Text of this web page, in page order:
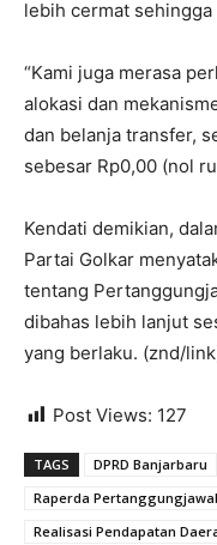
lebih cermat
“Kami juga merasa
alokasi dan
dan belanja transfer,
sebesar Rp0,00 (nol
Kendati demikian,
Partai Golkar
tentang
dibahas lebih lanjut
yang berlaku. (znd/
Post Views: 127
TAGS DPRD Banjarbaru
Raperda
Realisasi Pendapatan